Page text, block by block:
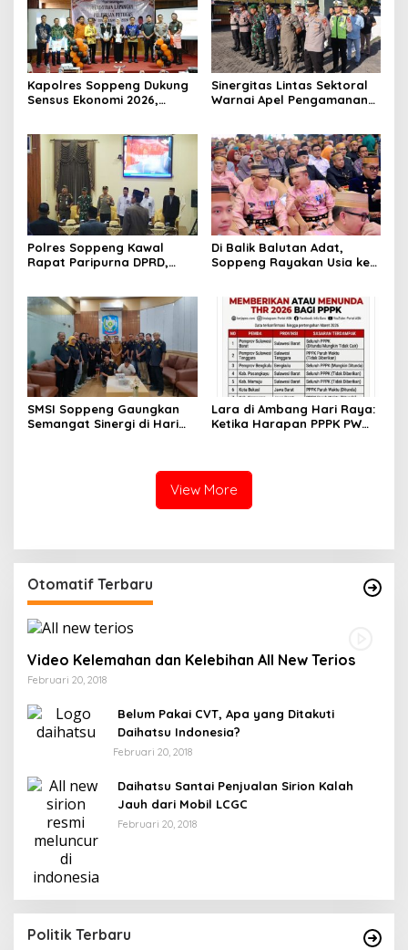
Kapolres Soppeng Dukung
Sensus Ekonomi 2026,
Pembangunan Daerah
Sinergitas Lintas Sektoral
Warnai Apel Pengamanan
Polres Soppeng Kawal
Rapat Paripurna DPRD,
Pemerintahan Daerah
Di Balik Balutan Adat,
Soppeng Rayakan Usia ke-
SMSI Soppeng Gaungkan
Semangat Sinergi di Hari
Lara di Ambang Hari Raya:
Ketika Harapan PPPK PW
View More
Otomatif Terbaru
Video Kelemahan dan Kelebihan All New Terios
Februari 20, 2018
Belum Pakai CVT, Apa yang Ditakuti
Daihatsu Indonesia?
Februari 20, 2018
Daihatsu Santai Penjualan Sirion Kalah
Jauh dari Mobil LCGC
Februari 20, 2018
Politik Terbaru